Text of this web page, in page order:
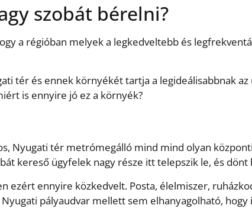
szobát bérelni?
a régióban melyek a legkedveltebb és
tér és ennek környékét tartja a legideálisabbnak
is ennyire jó ez a környék?
Nyugati tér metrómegálló mind mind olyan
kereső ügyfelek nagy része itt telepszik le, és dönt
ennyire közkedvelt. Posta, élelmiszer,
pályaudvar mellett sem elhanyagolható, hogy